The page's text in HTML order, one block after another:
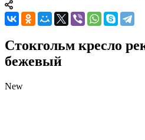
Стокгольм кресло
бежевый
New